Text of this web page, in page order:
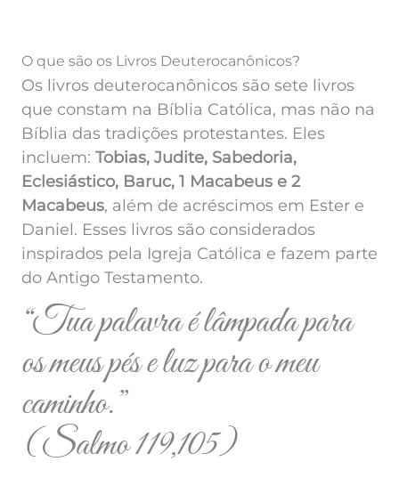
O que são os Livros Deuterocanônicos?
Os livros deuterocanônicos são sete livros
que constam na Bíblia Católica, mas não na
Bíblia das tradições protestantes. Eles
incluem: Tobias, Judite, Sabedoria,
Eclesiástico, Baruc, 1 Macabeus e 2
Macabeus, além de acréscimos em Ester e
Daniel. Esses livros são considerados
inspirados pela Igreja Católica e fazem parte
do Antigo Testamento.
“Tua palavra é lâmpada para
os meus pés e luz para o meu
caminho.”
(Salmo 119,105)